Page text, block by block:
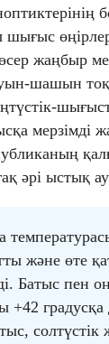
шығыс
жаңбыр
шашын
мерзімді
әрі ыстық
және өте
Батыс пен
+42 градусқа